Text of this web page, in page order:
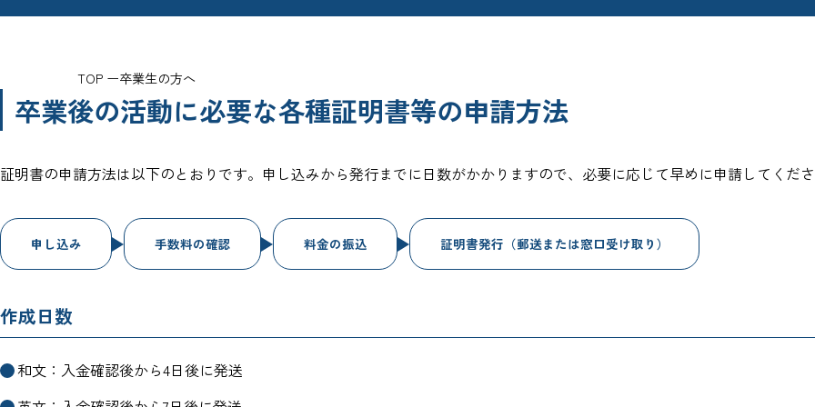
TOP 卒業生の方へ
卒業後の活動に必要な各種証明書等の申請方法
証明書の申請方法は以下のとおりです。申し込みから発行までに日数がかかりますので、必要に応じて早めに申請してくだ
申し込み 手数料の確認 料金の振込 証明書発行（郵送または窓口受け取り）
作成日数
和文：入金確認後から4日後に発送